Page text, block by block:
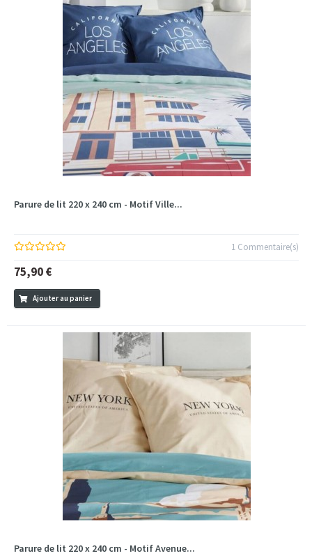
Parure de lit 220 x 240 cm - Motif Ville...
1 Commentaire(s)
75,90 €
Ajouter au panier
Parure de lit 220 x 240 cm - Motif Avenue...